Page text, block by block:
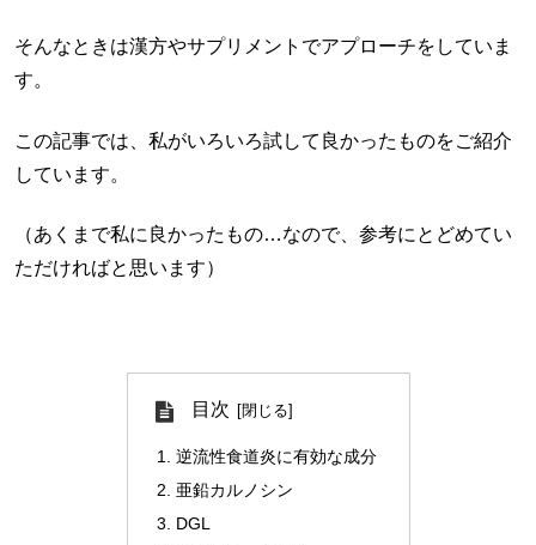
そんなときは漢方やサプリメントでアプローチをしていま
す。
この記事では、私がいろいろ試して良かったものをご紹介
しています。
（あくまで私に良かったもの…なので、参考にとどめてい
ただければと思います）
目次
逆流性食道炎に有効な成分
亜鉛カルノシン
DGL